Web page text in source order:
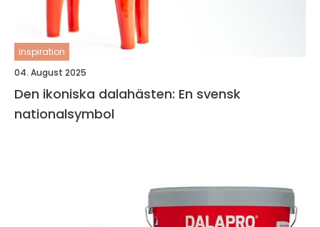
inspiration
04. August 2025
Den ikoniska dalahästen: En svensk
nationalsymbol